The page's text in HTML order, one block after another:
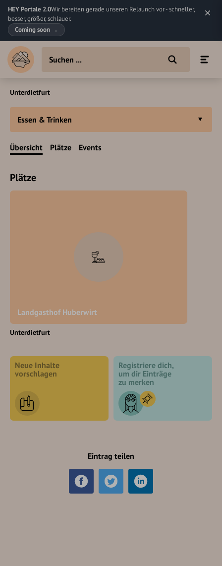
HEY Portale 2.0Wir bereiten gerade unseren Relaunch vor - schneller,
besser, größer, schlauer.
Coming soon →
Unterdietfurt
Essen & Trinken
Übersicht Plätze Events
Plätze
Landgasthof Huberwirt
Unterdietfurt
Neue Inhalte
vorschlagen
Registriere dich,
um dir Einträge
zu merken
Eintrag teilen